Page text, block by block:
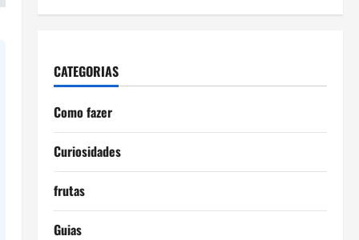
CATEGORIAS
Como fazer
Curiosidades
frutas
Guias